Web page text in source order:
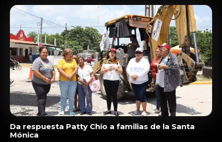
Da respuesta Patty Chío a familias de la Santa
Mónica